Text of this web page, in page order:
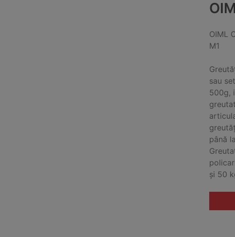
OIML
M1
sau
500g,
până
și 50